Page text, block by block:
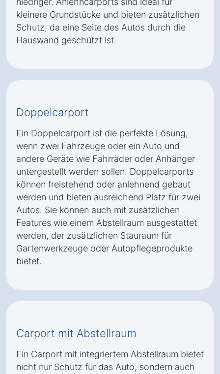
kleinere Grundstücke und bieten zusätzlichen
Schutz, da eine Seite des Autos durch die
Hauswand geschützt ist.
Doppelcarport
Ein Doppelcarport ist die perfekte Lösung,
wenn zwei Fahrzeuge oder ein Auto und
andere Geräte wie Fahrräder oder Anhänger
untergestellt werden sollen. Doppelcarports
können freistehend oder anlehnend gebaut
werden und bieten ausreichend Platz für zwei
Autos. Sie können auch mit zusätzlichen
Features wie einem Abstellraum ausgestattet
werden, der zusätzlichen Stauraum für
Gartenwerkzeuge oder Autopflegeprodukte
bietet.
Carport mit Abstellraum
Ein Carport mit integriertem Abstellraum bietet
nicht nur Schutz für das Auto, sondern auch